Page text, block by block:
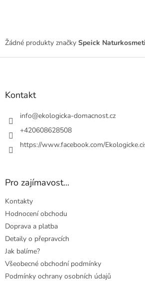
Žádné produkty značky Speick
Z
Kontakt
info@ekologicka-domacnost.cz
+420608628508
https://www.facebook.com/
Pro zajímavost...
Kontakty
Hodnocení obchodu
Doprava a platba
Detaily o přepravcích
Jak balíme?
Všeobecné obchodní podmínky
Podmínky ochrany osobních údajů